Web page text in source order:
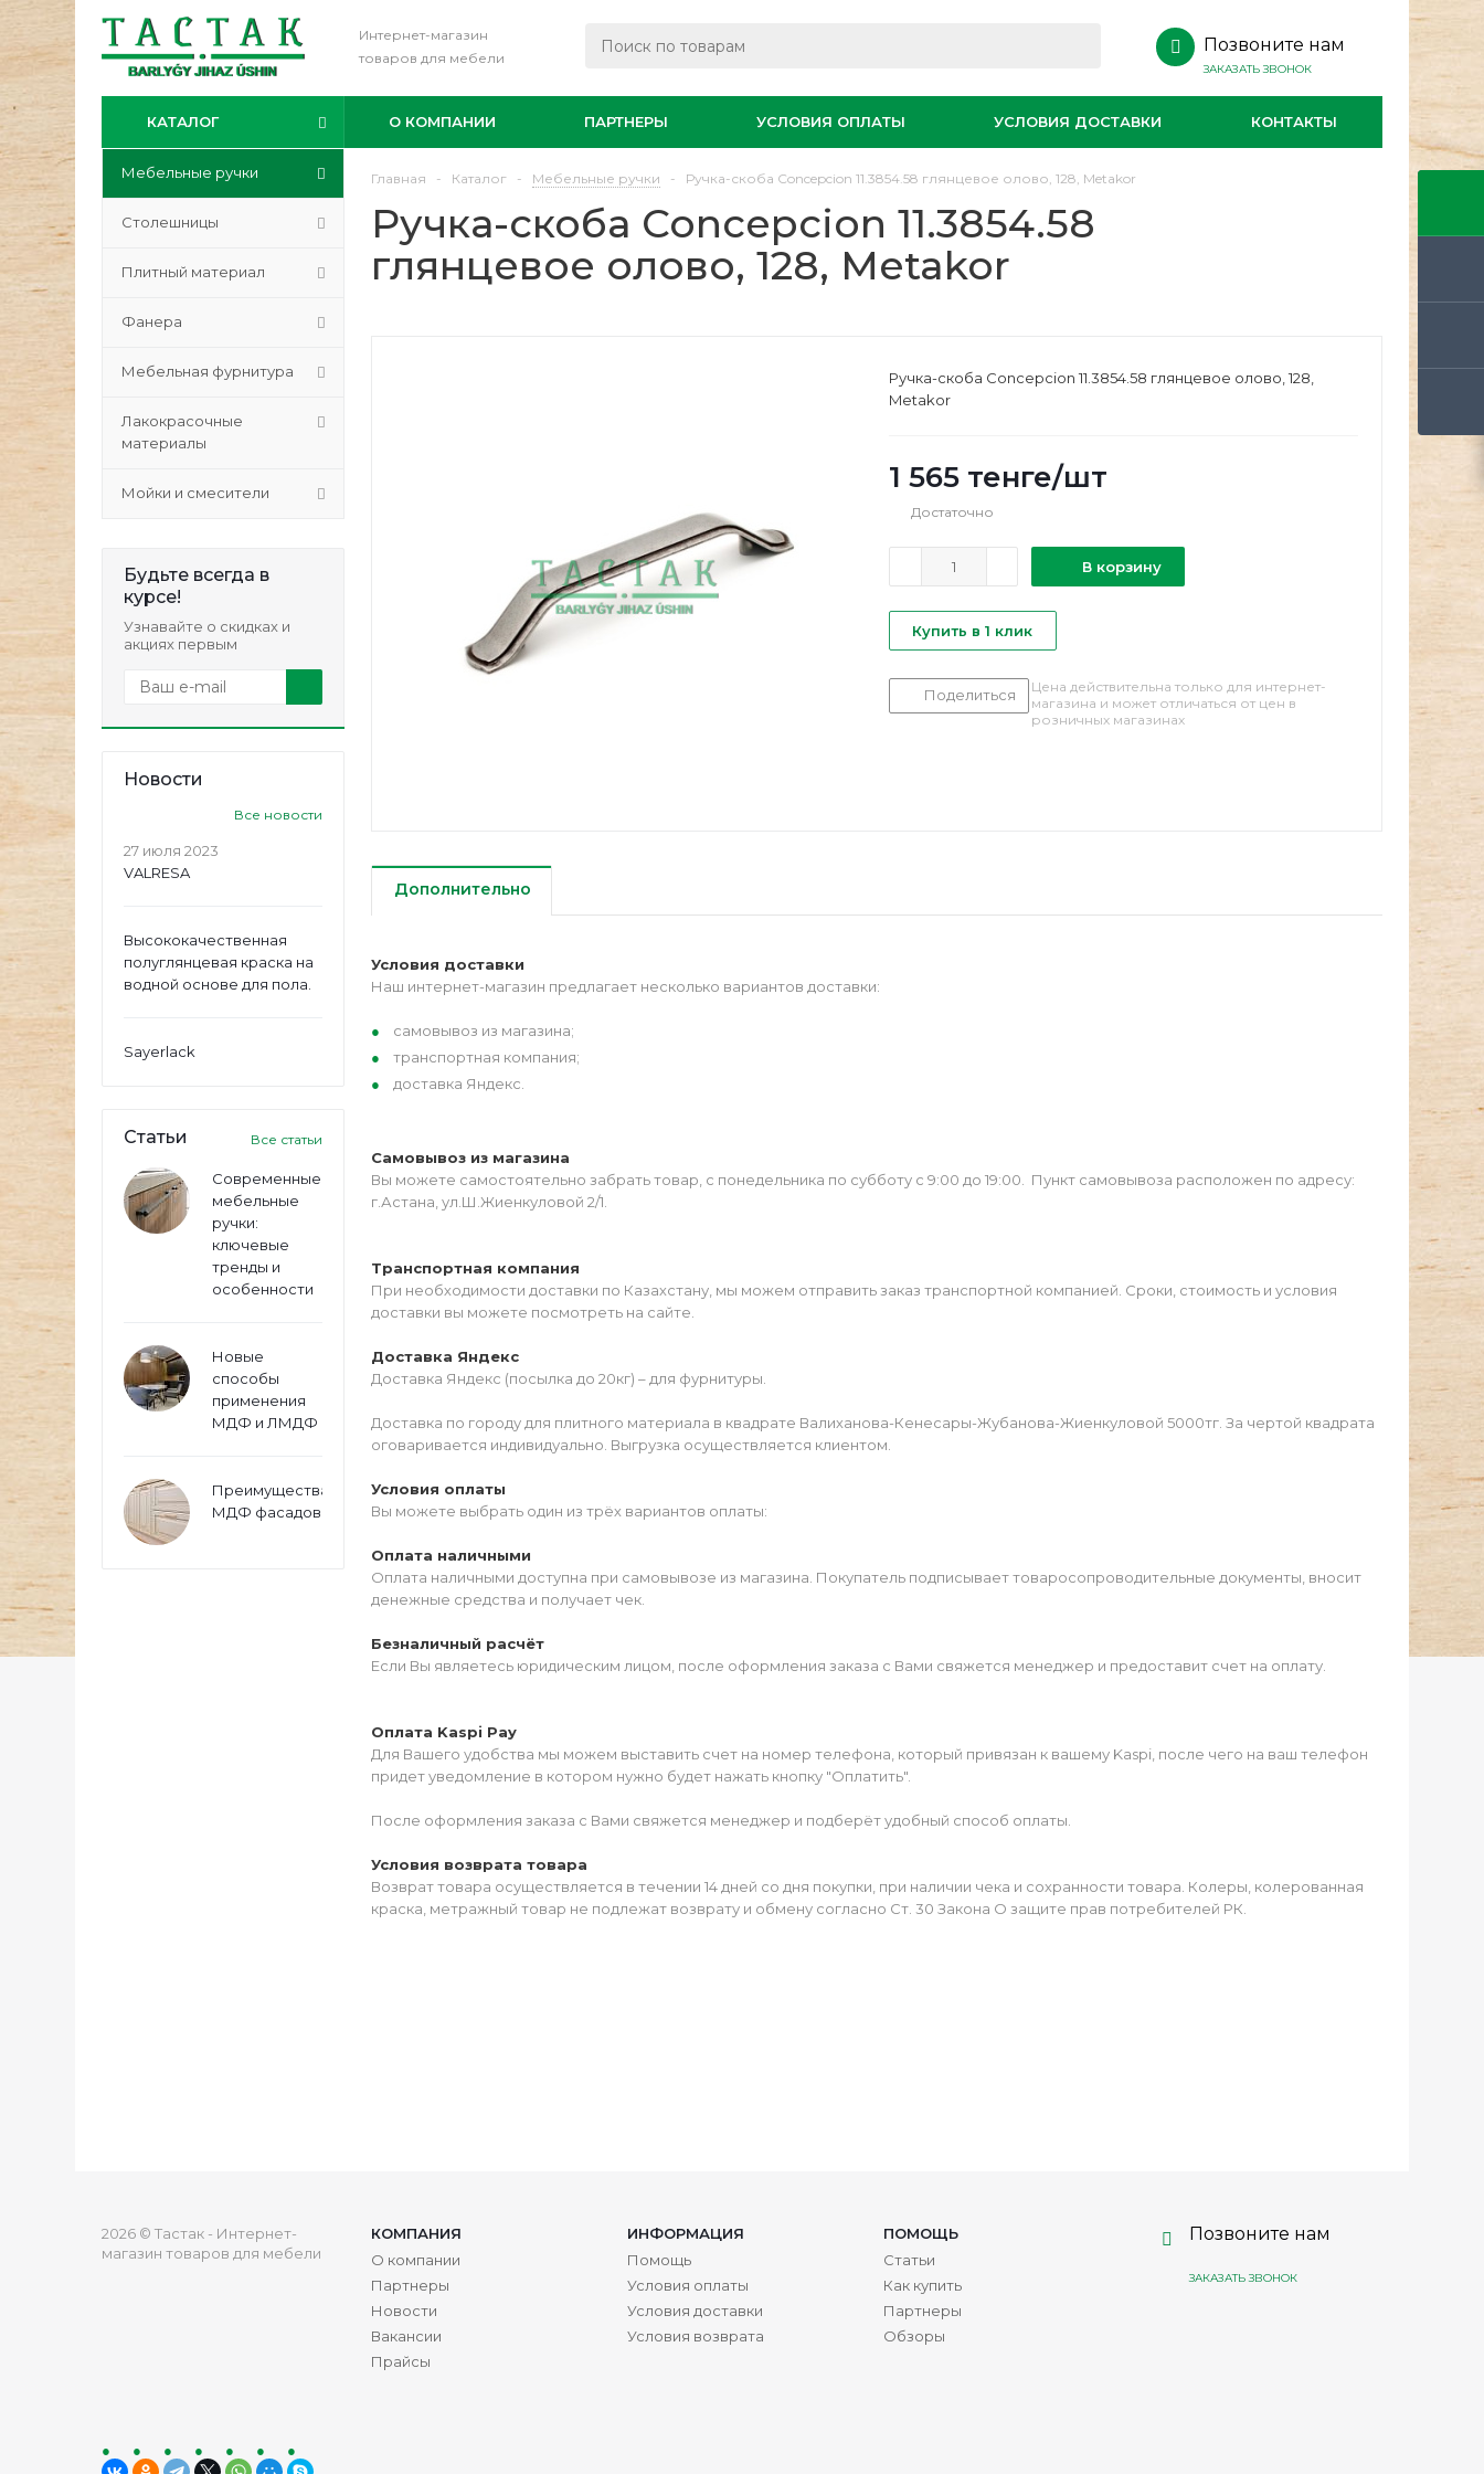
Интернет-магазин
товаров для мебели
Позвоните нам
ЗАКАЗАТЬ ЗВОНОК
КАТАЛОГ О КОМПАНИИ ПАРТНЕРЫ УСЛОВИЯ ОПЛАТЫ УСЛОВИЯ ДОСТАВКИ КОНТАКТЫ
Мебельные ручки
Столешницы
Плитный материал
Фанера
Мебельная фурнитура
Лакокрасочные
материалы
Мойки и смесители
Будьте всегда в
курсе!
Узнавайте о скидках и
акциях первым
Новости
Все новости
27 июля 2023
VALRESA
Высококачественная
полуглянцевая краска на
водной основе для пола.
Sayerlack
Статьи Все статьи
Современные
мебельные
ручки:
ключевые
тренды и
особенности
Новые
способы
применения
МДФ и ЛМДФ
Преимущества
МДФ фасадов
Главная - Каталог - Мебельные ручки - Ручка-скоба Concepcion 11.3854.58 глянцевое олово, 128, Metakor
Ручка-скоба Concepcion 11.3854.58
глянцевое олово, 128, Metakor
Ручка-скоба Concepcion 11.3854.58 глянцевое олово, 128,
Metakor
1 565 тенге/шт
Достаточно
В корзину
Купить в 1 клик
Поделиться
Цена действительна только для интернет-
магазина и может отличаться от цен в
розничных магазинах
Дополнительно
Условия доставки
Наш интернет-магазин предлагает несколько вариантов доставки:
самовывоз из магазина;
транспортная компания;
доставка Яндекс.
Самовывоз из магазина
Вы можете самостоятельно забрать товар, с понедельника по субботу с 9:00 до 19:00. Пункт самовывоза расположен по адресу:
г.Астана, ул.Ш.Жиенкуловой 2/1.
Транспортная компания
При необходимости доставки по Казахстану, мы можем отправить заказ транспортной компанией. Сроки, стоимость и условия
доставки вы можете посмотреть на сайте.
Доставка Яндекс
Доставка Яндекс (посылка до 20кг) – для фурнитуры.
Доставка по городу для плитного материала в квадрате Валиханова-Кенесары-Жубанова-Жиенкуловой 5000тг. За чертой квадрата
оговаривается индивидуально. Выгрузка осуществляется клиентом.
Условия оплаты
Вы можете выбрать один из трёх вариантов оплаты:
Оплата наличными
Оплата наличными доступна при самовывозе из магазина. Покупатель подписывает товаросопроводительные документы, вносит
денежные средства и получает чек.
Безналичный расчёт
Если Вы являетесь юридическим лицом, после оформления заказа с Вами свяжется менеджер и предоставит счет на оплату.
Оплата Kaspi Pay
Для Вашего удобства мы можем выставить счет на номер телефона, который привязан к вашему Kaspi, после чего на ваш телефон
придет уведомление в котором нужно будет нажать кнопку "Оплатить".
После оформления заказа с Вами свяжется менеджер и подберёт удобный способ оплаты.
Условия возврата товара
Возврат товара осуществляется в течении 14 дней со дня покупки, при наличии чека и сохранности товара. Колеры, колерованная
краска, метражный товар не подлежат возврату и обмену согласно Ст. 30 Закона О защите прав потребителей РК.
2026 © Тастак - Интернет-
магазин товаров для мебели
КОМПАНИЯ ИНФОРМАЦИЯ
ПОМОЩЬ
О компании
Партнеры
Новости
Вакансии
Прайсы
Помощь
Условия оплаты
Условия доставки
Условия возврата
Статьи
Как купить
Партнеры
Обзоры
Позвоните нам
ЗАКАЗАТЬ ЗВОНОК